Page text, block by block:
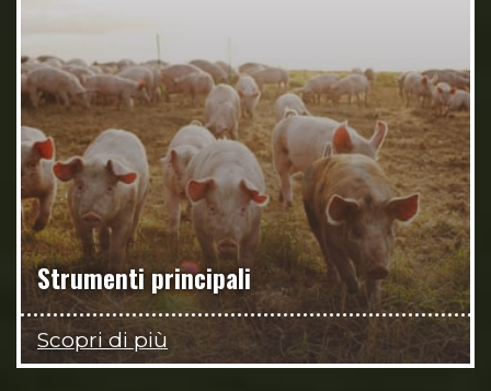
Strumenti principali
Scopri di più